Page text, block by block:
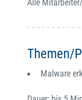
Themen/
Malware